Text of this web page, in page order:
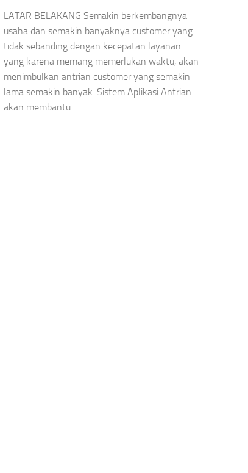
LATAR BELAKANG Semakin berkembangnya
usaha dan semakin banyaknya customer yang
tidak sebanding dengan kecepatan layanan
yang karena memang memerlukan waktu, akan
menimbulkan antrian customer yang semakin
lama semakin banyak. Sistem Aplikasi Antrian
akan membantu...